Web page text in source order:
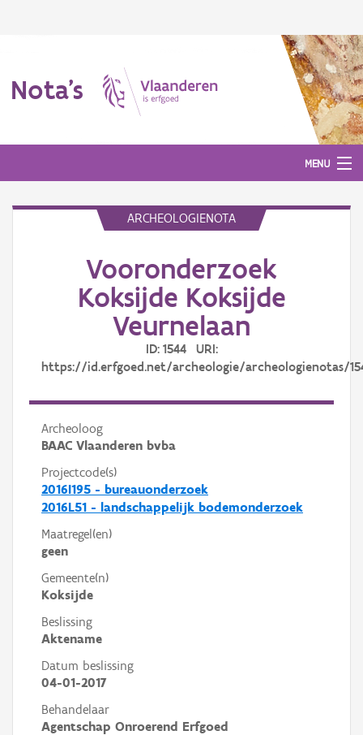
Nota's
MENU
ARCHEOLOGIENOTA
Vooronderzoek
Koksijde Koksijde
Veurnelaan
ID: 1544 URI:
https://id.erfgoed.net/archeologie/archeologienotas/
Archeoloog
BAAC Vlaanderen bvba
Projectcode(s)
2016I195 - bureauonderzoek
2016L51 - landschappelijk bodemonderzoek
Maatregel(en)
geen
Gemeente(n)
Koksijde
Beslissing
Aktename
Datum beslissing
04-01-2017
Behandelaar
Agentschap Onroerend Erfgoed